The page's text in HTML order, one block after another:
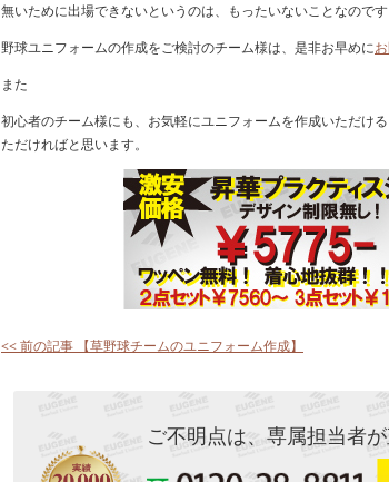
無いために出場できないというのは、もったいないことなのです
野球ユニフォームの作成をご検討のチーム様は、是非お早めに
また
初心者のチーム様にも、お気軽にユニフォームを作成いただけ
ただければと思います。
<< 前の記事 【草野球チームのユニフォーム作成】
ご不明点は、専属担当者